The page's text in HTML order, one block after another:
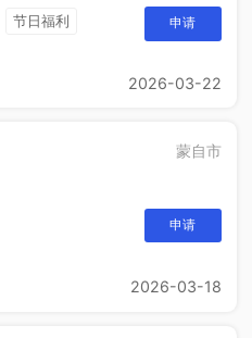
节日福利
申请
2026-03-22
蒙自市
申请
2026-03-18